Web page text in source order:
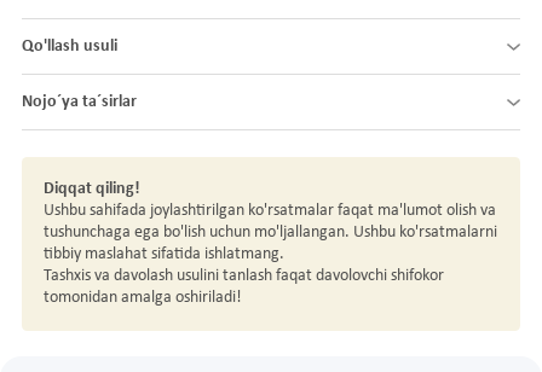
Qo'llash usuli
Nojo´ya ta´sirlar
Diqqat qiling!
Ushbu sahifada joylashtirilgan ko'rsatmalar faqat ma'lumot olish va
tushunchaga ega bo'lish uchun mo'ljallangan. Ushbu ko'rsatmalarni
tibbiy maslahat sifatida ishlatmang.
Tashxis va davolash usulini tanlash faqat davolovchi shifokor
tomonidan amalga oshiriladi!